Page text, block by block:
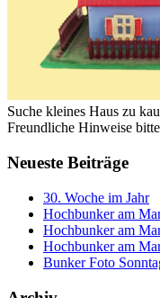
Suche kleines Haus zu
Freundliche Hinweise
Neueste Beiträge
30. Woche im Jahr
Hochbunker am
Hochbunker am
Hochbunker am
Bunker Foto